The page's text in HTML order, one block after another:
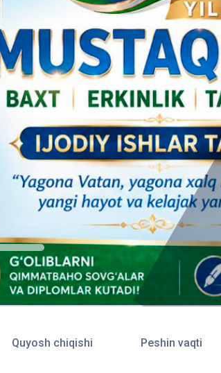
Quyosh chiqishi Peshin vaqti